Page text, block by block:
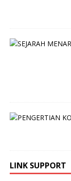
LINK SUPPORT